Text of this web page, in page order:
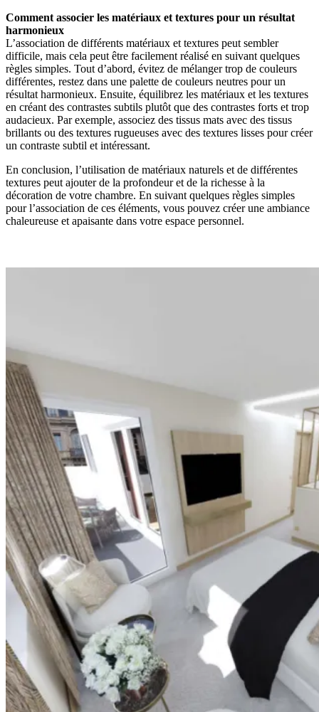
Comment associer les matériaux et textures pour un résultat
harmonieux
L’association de différents matériaux et textures peut sembler
difficile, mais cela peut être facilement réalisé en suivant quelques
règles simples. Tout d’abord, évitez de mélanger trop de couleurs
différentes, restez dans une palette de couleurs neutres pour un
résultat harmonieux. Ensuite, équilibrez les matériaux et les textures
en créant des contrastes subtils plutôt que des contrastes forts et trop
audacieux. Par exemple, associez des tissus mats avec des tissus
brillants ou des textures rugueuses avec des textures lisses pour créer
un contraste subtil et intéressant.
En conclusion, l’utilisation de matériaux naturels et de différentes
textures peut ajouter de la profondeur et de la richesse à la
décoration de votre chambre. En suivant quelques règles simples
pour l’association de ces éléments, vous pouvez créer une ambiance
chaleureuse et apaisante dans votre espace personnel.